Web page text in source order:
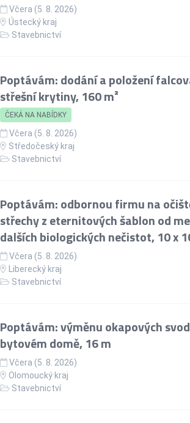
Včera (5. 8. 2026)
Ústecký kraj
Stavebnictví
Poptávám: dodání a položení
střešní krytiny, 160 m²
ČEKÁ NA NABÍDKY
Včera (5. 8. 2026)
Středočeský kraj
Stavebnictví
Poptávám: odbornou firmu na
střechy z eternitových šablon od
dalších biologických nečistot, 10 x
Včera (5. 8. 2026)
Liberecký kraj
Stavebnictví
Poptávám: výměnu okapových
bytovém domě, 16 m
Včera (5. 8. 2026)
Olomoucký kraj
Stavebnictví